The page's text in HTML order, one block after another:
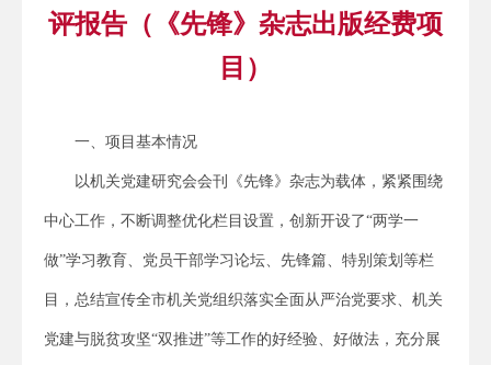
评报告（《先锋》杂志出版经费项
目）
一、项目基本情况
以机关党建研究会会刊《先锋》杂志为载体，紧紧围绕
中心工作，不断调整优化栏目设置，创新开设了“两学一
做”学习教育、党员干部学习论坛、先锋篇、特别策划等栏
目，总结宣传全市机关党组织落实全面从严治党要求、机关
党建与脱贫攻坚“双推进”等工作的好经验、好做法，充分展